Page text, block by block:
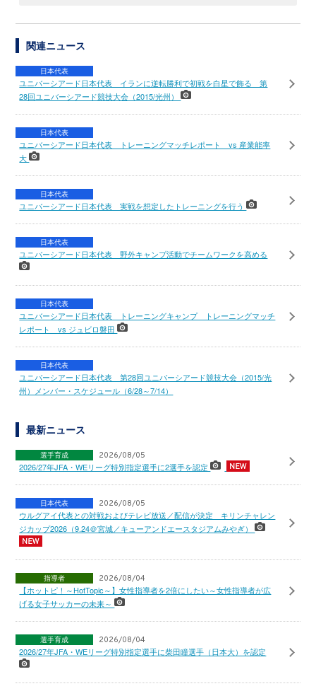
関連ニュース
日本代表
ユニバーシアード日本代表 イランに逆転勝利で初戦を白星で飾る 第
28回ユニバーシアード競技大会（2015/光州）
日本代表
ユニバーシアード日本代表 トレーニングマッチレポート vs 産業能率
大
日本代表
ユニバーシアード日本代表 実戦を想定したトレーニングを行う
日本代表
ユニバーシアード日本代表 野外キャンプ活動でチームワークを高める
日本代表
ユニバーシアード日本代表 トレーニングキャンプ トレーニングマッチ
レポート vs ジュビロ磐田
日本代表
ユニバーシアード日本代表 第28回ユニバーシアード競技大会（2015/光
州）メンバー・スケジュール（6/28～7/14）
最新ニュース
選手育成 2026/08/05
2026/27年JFA・WEリーグ特別指定選手に2選手を認定
日本代表 2026/08/05
ウルグアイ代表との対戦およびテレビ放送／配信が決定 キリンチャレン
ジカップ2026（9.24＠宮城／キューアンドエースタジアムみやぎ）
指導者 2026/08/04
【ホットピ！～HotTopic～】女性指導者を2倍にしたい～女性指導者が広
げる女子サッカーの未来～
選手育成 2026/08/04
2026/27年JFA・WEリーグ特別指定選手に柴田瞳選手（日本大）を認定